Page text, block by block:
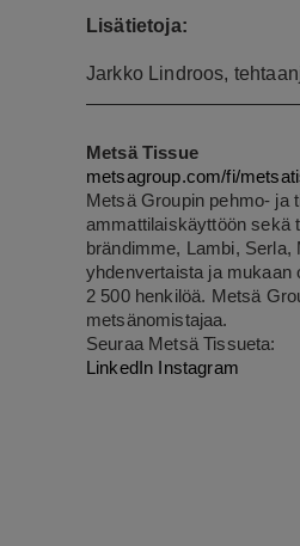
Lisätietoja:
Jarkko Lindroos,
Metsä Tissue
metsagroup.com/fi/
Metsä Groupin pehmo- ja
ammattilaiskäyttöön sekä
brändimme, Lambi,
yhdenvertaista ja mukaan
2 500 henkilöä. Metsä
metsänomistajaa.
Seuraa Metsä Tissueta:
LinkedIn
Instagram